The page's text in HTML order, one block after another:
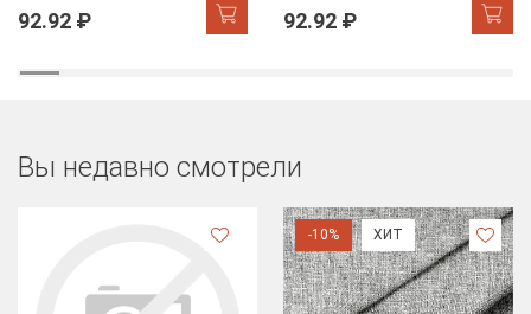
92.92 ₽ 92.92 ₽
Вы недавно смотрели
-10% ХИТ